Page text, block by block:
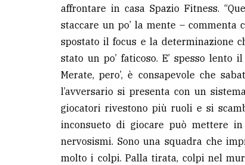
affrontare in casa Spazio Fitness.
staccare un po’ la mente –
spostato il focus e la determinazione
stato un po’ faticoso. E’ spesso
Merate, pero’, è consapevole che
l’avversario si presenta con un
giocatori rivestono più ruoli e si
inconsueto di giocare può mettere
nervosismi. Sono una squadra che
molto i colpi. Palla tirata, colpi nel